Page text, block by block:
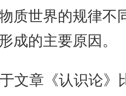
质世界的规律不
成的主要原因。
文章《认识论》